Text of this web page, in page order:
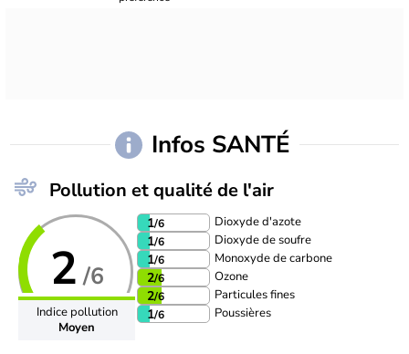
Infos SANTÉ
Pollution et qualité de l'air
2 /6
Indice pollution
Moyen
1/6 Dioxyde d'azote
1/6 Dioxyde de soufre
1/6 Monoxyde de carbone
2/6 Ozone
2/6 Particules fines
1/6 Poussières